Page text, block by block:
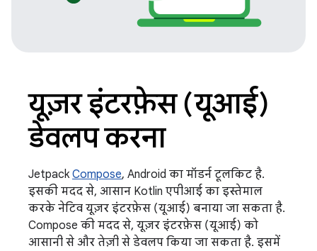
यूज़र इंटरफ़ेस (यूआई)
डेवलप करना
Jetpack Compose, Android का मॉडर्न टूलकिट है.
इसकी मदद से, आसान Kotlin एपीआई का इस्तेमाल
करके नेटिव यूज़र इंटरफ़ेस (यूआई) बनाया जा सकता है.
Compose की मदद से, यूज़र इंटरफ़ेस (यूआई) को
आसानी से और तेज़ी से डेवलप किया जा सकता है. इसमें